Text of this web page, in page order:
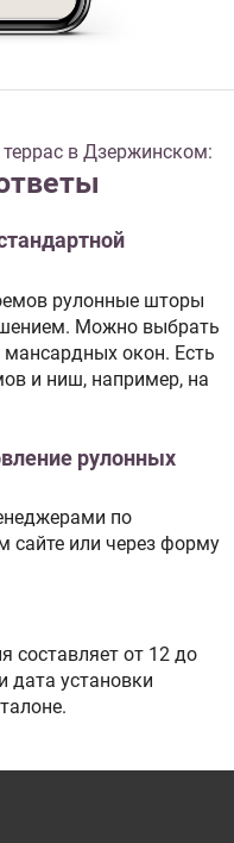
в Дзержинском:
рулонные шторы
Можно выбрать
окон. Есть
и ниш, например, на
рулонных
по
или через форму
составляет от 12 до
дата установки